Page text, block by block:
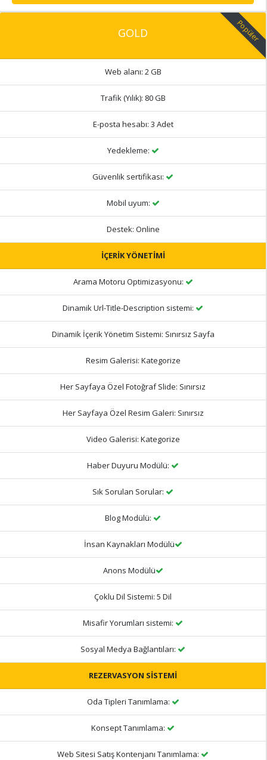
Popüler
GOLD
Web alanı: 2 GB
Trafik (Yılık): 80 GB
E-posta hesabı: 3 Adet
Yedekleme:
Güvenlik sertifikası:
Mobil uyum:
Destek: Online
İÇERİK YÖNETİMİ
Arama Motoru Optimizasyonu:
Dinamik Url-Title-Description sistemi:
Dinamik İçerik Yönetim Sistemi: Sınırsız Sayfa
Resim Galerisi: Kategorize
Her Sayfaya Özel Fotoğraf Slide: Sınırsız
Her Sayfaya Özel Resim Galeri: Sınırsız
Video Galerisi: Kategorize
Haber Duyuru Modülü:
Sık Sorulan Sorular:
Blog Modülü:
İnsan Kaynakları Modülü
Anons Modülü
Çoklu Dil Sistemi: 5 Dil
Misafir Yorumları sistemi:
Sosyal Medya Bağlantıları:
REZERVASYON SİSTEMİ
Oda Tipleri Tanımlama:
Konsept Tanımlama:
Web Sitesi Satış Kontenjanı Tanımlama: